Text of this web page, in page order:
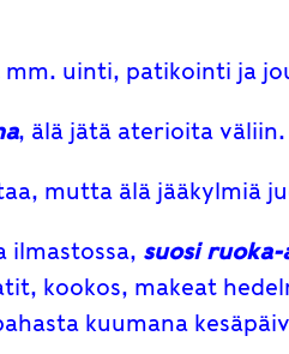
uinti, patikointi ja
, älä jätä aterioita väliin.
mutta älä jääkylmiä
ilmastossa, suosi
kookos, makeat
kuumana